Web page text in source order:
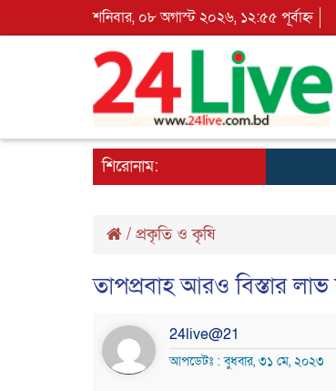
শনিবার, ০৮ অগাস্ট ২০২৬, ১২:৫৫ পূর্বাহ্ন
শিরোনাম:
/ প্রকৃতি ও কৃষি
তাপপ্রবাহ আরও বিস্তার
24live@21
আপডেটঃ : বুধবার, ৩১ মে, ২০২৩